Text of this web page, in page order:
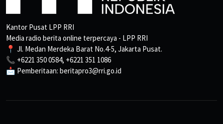
Kantor Pusat LPP RRI
Media radio berita online terpercaya - LPP RRI
📍 Jl. Medan Merdeka Barat No.4-5, Jakarta Pusat.
📞 +6221 350 0584, +6221 351 1086
📩 Pemberitaan: beritapro3@rri.go.id